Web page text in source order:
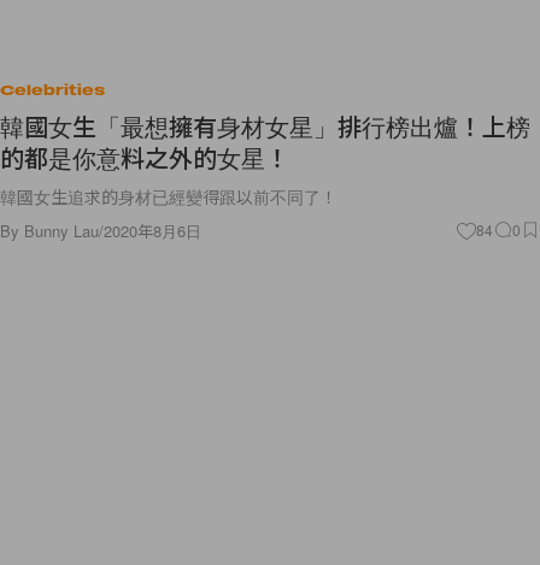
Celebrities
韓國女生「最想擁有身材女星」排行榜出爐！上榜
的都是你意料之外的女星！
韓國女生追求的身材已經變得跟以前不同了！
By Bunny Lau/2020年8月6日 84 0